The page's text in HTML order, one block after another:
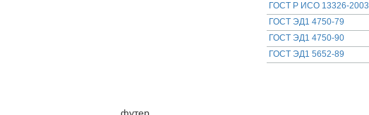
ГОСТ Р ИСО 13326-2003
ГОСТ ЭД1 4750-79
ГОСТ ЭД1 4750-90
ГОСТ ЭД1 5652-89
футер